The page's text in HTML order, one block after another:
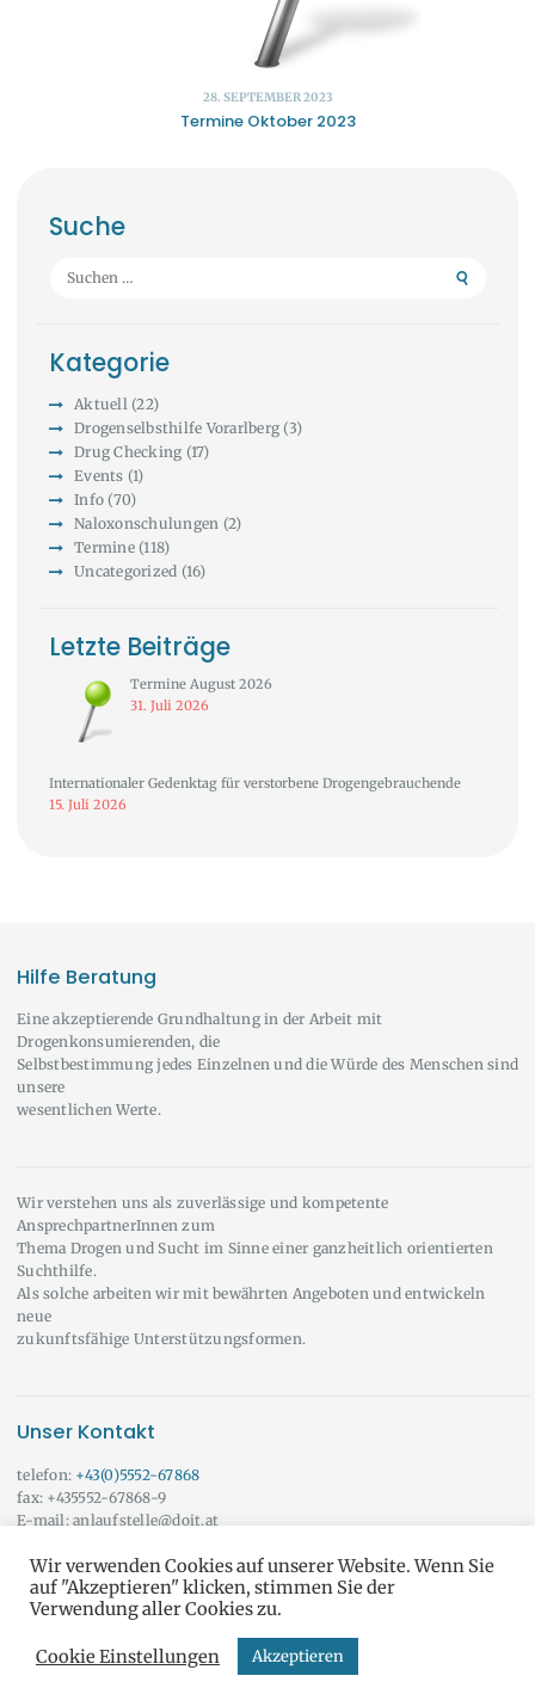
28. SEPTEMBER 2023
Termine Oktober 2023
Suche
Suchen
Kategorie
Aktuell(22)
Drogenselbsthilfe Vorarlberg (3)
Drug Checking (17)
Events (1)
Info (70)
Naloxonschulungen (2)
Termine(118)
Uncategorized (16)
Letzte Beiträge
Termine August 2026
31. Juli 2026
Internationaler Gedenktag für verstorbene Drogengebrauchende
15. Juli 2026
Hilfe Beratung
Eine akzeptierende Grundhaltung in der Arbeit mit
Drogenkonsumierenden, die
Selbstbestimmung jedes Einzelnen und die Würde des Menschen sind
unsere
wesentlichen Werte.
Wir verstehen uns als zuverlässige und kompetente
AnsprechpartnerInnen zum
Thema Drogen und Sucht im Sinne einer ganzheitlich orientierten
Suchthilfe.
Als solche arbeiten wir mit bewährten Angeboten und entwickeln
neue
zukunftsfähige Unterstützungsformen.
Unser Kontakt
telefon: +43(0)5552-67868
fax: +435552-67868-9
E-mail: anlaufstelle@doit.at
Wir beraten Sie auch gerne außerhalb der angeführten Öffnungszeiten!
Vereinbaren Sie doch einfach einen Termin mit uns.Onlineberatung
do it yourself © Alle Rechte vorbehaltenAGB & DSGVO
Wir verwenden Cookies auf unserer Website. Wenn Sie
auf "Akzeptieren" klicken, stimmen Sie der
Verwendung aller Cookies zu.
Cookie Einstellungen Akzeptieren